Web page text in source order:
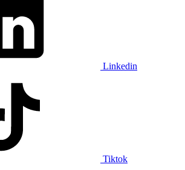
Linkedin
Tiktok